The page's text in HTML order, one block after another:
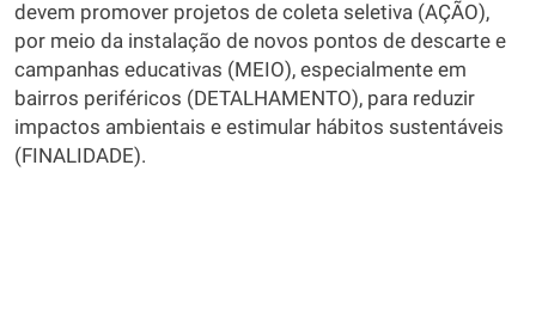
devem promover projetos de coleta seletiva (AÇÃO),
por meio da instalação de novos pontos de descarte e
campanhas educativas (MEIO), especialmente em
bairros periféricos (DETALHAMENTO), para reduzir
impactos ambientais e estimular hábitos sustentáveis
(FINALIDADE).